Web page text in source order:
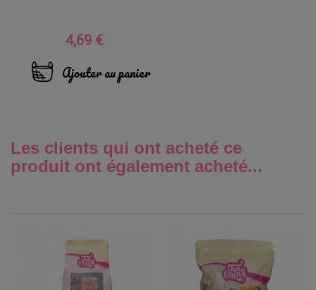
Prix
4,69 €
Ajouter au panier
Les clients qui ont acheté ce
produit ont également acheté...